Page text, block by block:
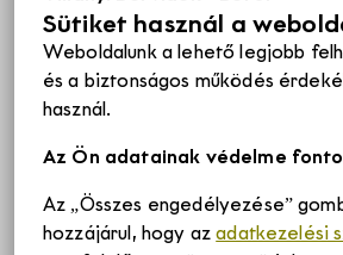
Sütiket használ a
Weboldalunk a lehető legjobb
és a biztonságos működés
használ.
Az Ön adatainak védelme
Az „Összes engedélyezése”
hozzájárul, hogy azadatkezelési
Jelen dokumentum (azaz a
között létrejövő szerződés),
formában kerül megkötésre, nem
szerződésnek, magyar nyelven
kódexre nem utal. A weboldal
vásárlási folyamatával